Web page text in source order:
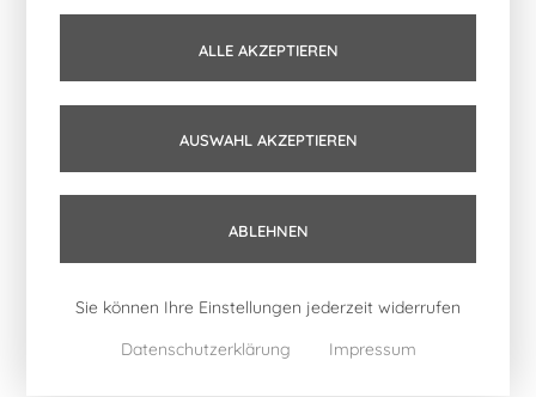
Impressum
Kontakt
FAQs
Datenschutz
ALLE AKZEPTIEREN
AUSWAHL AKZEPTIEREN
ABLEHNEN
Sie können Ihre Einstellungen jederzeit widerrufen
Datenschutzerklärung
Impressum